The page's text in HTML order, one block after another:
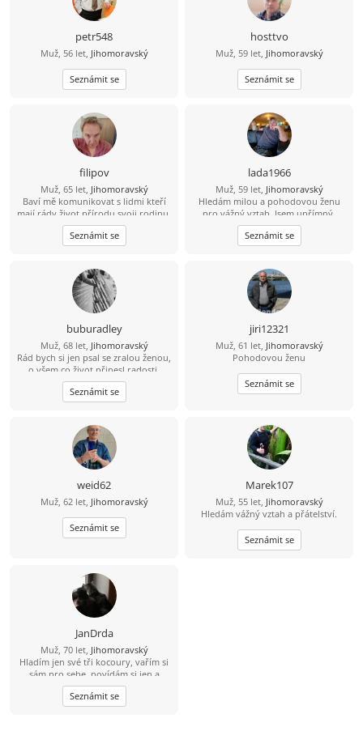
petr548
Muž, 56 let, Jihomoravský
Seznámit se
hosttvo
Muž, 59 let, Jihomoravský
Seznámit se
filipov
Muž, 65 let, Jihomoravský
Baví mě komunikovat s lidmi kteří
mají rády život přírodu svoji rodinu.
Mám rád činnost která potěší
pomůže....
Seznámit se
lada1966
Muž, 59 let, Jihomoravský
Hledám milou a pohodovou ženu
pro vážný vztah. Jsem upřímný,
spolehlivý a mám rád přírodu i
obyčejné radosti života.Rád bych
našel partnerku, se kterou budeme
každodenní chvíle.
Seznámit se
buburadley
Muž, 68 let, Jihomoravský
Rád bych si jen psal se zralou ženou,
o všem co život přinesl radosti,
zklamání - i o sexu a zkušenostech s
partnery, Touhách a tajných
nesplněných přáních - zatím však jen
Seznámit se
jiri12321
Muž, 61 let, Jihomoravský
Pohodovou ženu
Seznámit se
weid62
Muž, 62 let, Jihomoravský
Seznámit se
Marek107
Muž, 55 let, Jihomoravský
Hledám vážný vztah a přátelství.
Seznámit se
JanDrda
Muž, 70 let, Jihomoravský
Hladím jen své tři kocoury, vařím si
sám pro sebe, povídám si jen a
občas se svými přáteli a kamarády.
Proto se cítím osamělý. Pomůže mi
některá tento stav změnit? Bydlím
Seznámit se